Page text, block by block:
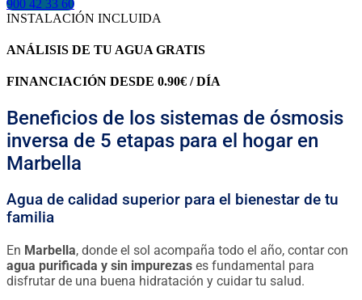
900 42 33 60
INSTALACIÓN INCLUIDA
ANÁLISIS DE TU AGUA GRATIS
FINANCIACIÓN DESDE 0.90€ / DÍA
Beneficios de los sistemas de ósmosis
inversa de 5 etapas para el hogar en
Marbella
Agua de calidad superior para el bienestar de tu
familia
En Marbella, donde el sol acompaña todo el año, contar con
agua purificada y sin impurezas es fundamental para
disfrutar de una buena hidratación y cuidar tu salud.